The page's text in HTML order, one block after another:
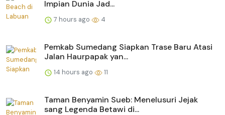
Impian Dunia Jad...
7 hours ago 4
Pemkab Sumedang Siapkan Trase Baru Atasi
Jalan Haurpapak yan...
14 hours ago 11
Taman Benyamin Sueb: Menelusuri Jejak
sang Legenda Betawi di...